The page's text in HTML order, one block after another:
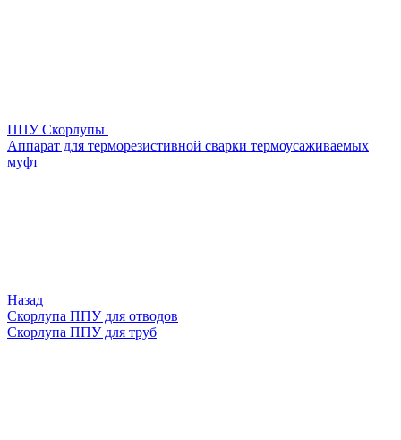
ППУ Скорлупы
Аппарат для терморезистивной сварки термоусаживаемых
муфт
Назад
Скорлупа ППУ для отводов
Скорлупа ППУ для труб